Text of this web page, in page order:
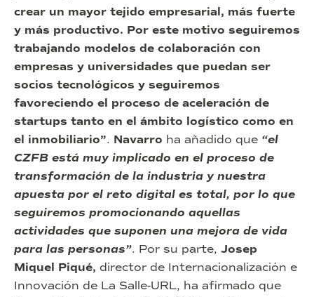
crear un mayor tejido empresarial, más fuerte
y más productivo. Por este motivo seguiremos
trabajando modelos de colaboración con
empresas y universidades que puedan ser
socios tecnológicos y seguiremos
favoreciendo el proceso de aceleración de
startups tanto en el ámbito logístico como en
el inmobiliario”. Navarro ha añadido que “el
CZFB está muy implicado en el proceso de
transformación de la industria y nuestra
apuesta por el reto digital es total, por lo que
seguiremos promocionando aquellas
actividades que suponen una mejora de vida
para las personas”. Por su parte, Josep
Miquel Piqué, director de Internacionalización e
Innovación de La Salle-URL, ha afirmado que